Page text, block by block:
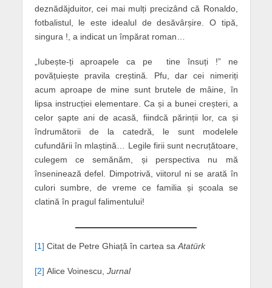
deznădăjduitor, cei mai mulți precizând că Ronaldo,
fotbalistul, le este idealul de desăvârșire. O tipă,
singura !, a indicat un împărat roman…
„Iubește-ți aproapele ca pe tine însuți !” ne
povățuiește pravila creștină. Pfu, dar cei nimeriți
acum aproape de mine sunt brutele de mâine, în
lipsa instrucției elementare. Ca și a bunei creșteri, a
celor șapte ani de acasă, fiindcă părinții lor, ca și
îndrumătorii de la catedră, le sunt modelele
cufundării în mlaștină… Legile firii sunt necruțătoare,
culegem ce semănăm, și perspectiva nu mă
înseninează defel. Dimpotrivă, viitorul ni se arată în
culori sumbre, de vreme ce familia și școala se
clatină în pragul falimentului!
[1] Citat de Petre Ghiață în cartea sa Atatürk
[2] Alice Voinescu, Jurnal